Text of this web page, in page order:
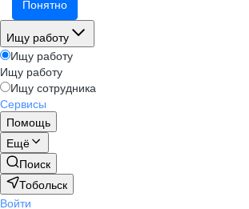
Понятно
Ищу работу
Ищу работу
Ищу работу
Ищу сотрудника
Сервисы
Помощь
Ещё
Поиск
Тобольск
Войти